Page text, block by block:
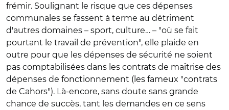
frémir. Soulignant le risque que ces dépenses
communales se fassent à terme au détriment
d'autres domaines – sport, culture… – "où se fait
pourtant le travail de prévention", elle plaide en
outre pour que les dépenses de sécurité ne soient
pas comptabilisées dans les contrats de maîtrise des
dépenses de fonctionnement (les fameux "contrats
de Cahors"). Là-encore, sans doute sans grande
chance de succès, tant les demandes en ce sens